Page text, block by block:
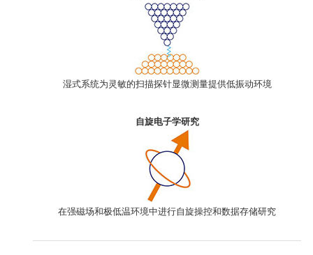
湿式系统为灵敏的扫描探针显微测量提供低振动环境
自旋电子学研究
在强磁场和极低温环境中进行自旋操控和数据存储研究